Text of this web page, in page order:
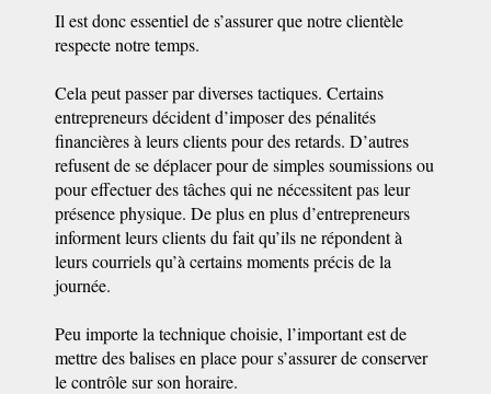
Il est donc essentiel de s’assurer que notre clientèle
respecte notre temps.
Cela peut passer par diverses tactiques. Certains
entrepreneurs décident d’imposer des pénalités
financières à leurs clients pour des retards. D’autres
refusent de se déplacer pour de simples soumissions ou
pour effectuer des tâches qui ne nécessitent pas leur
présence physique. De plus en plus d’entrepreneurs
informent leurs clients du fait qu’ils ne répondent à
leurs courriels qu’à certains moments précis de la
journée.
Peu importe la technique choisie, l’important est de
mettre des balises en place pour s’assurer de conserver
le contrôle sur son horaire.